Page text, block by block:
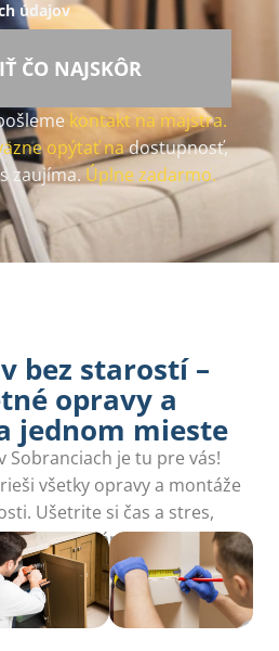
údajov
ČO NAJSKÔR
kontakt na majstra.
opýtať nadostupnosť,
zaujíma.Úplne zadarmo.
bez starostí –
opravy a
jednom mieste​
Sobranciach je tu pre vás!
všetky opravy a montáže
Ušetrite si čas a stres,
sa postaráme o všetko!